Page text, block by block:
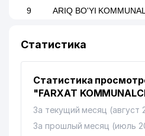
9 ARIQ BO'YI
12 ALFA DIAGNOSTIC
14 DENT IDEAL ООО
Статистика
Статистика
"FARXAT
За текущий месяц (август
За прошлый месяц (июль